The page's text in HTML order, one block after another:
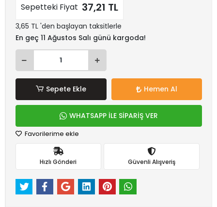
Sepetteki Fiyat 37,21 TL
3,65 TL 'den başlayan taksitlerle
En geç 11 Ağustos Salı günü kargoda!
Sepete Ekle Hemen Al
WHATSAPP İLE SİPARİŞ VER
Favorilerime ekle
Hızlı Gönderi Güvenli Alışveriş